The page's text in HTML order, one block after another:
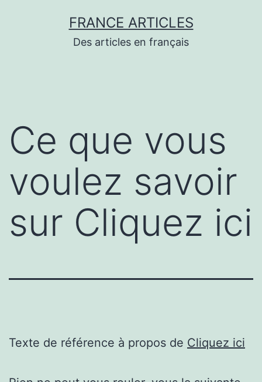
FRANCE ARTICLES
Des articles en français
Ce que vous
voulez savoir
sur Cliquez ici
Texte de référence à propos de Cliquez ici